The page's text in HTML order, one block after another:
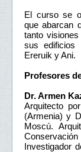
El curso se
que abarcan
tanto
sus edificios
Ereruik y Ani.
Profesores
Dr. Armen
Arquitecto
(Armenia) y
Moscú.
Investigador